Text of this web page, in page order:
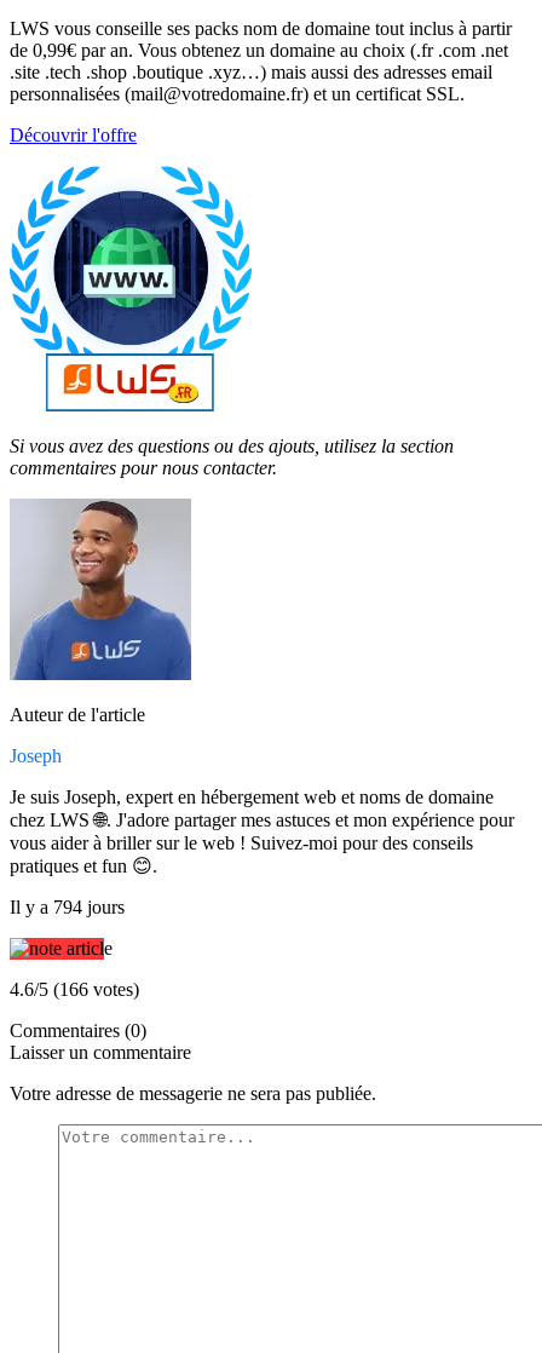
LWS vous conseille ses packs nom de domaine tout inclus à partir
de 0,99€ par an. Vous obtenez un domaine au choix (.fr .com .net
.site .tech .shop .boutique .xyz…) mais aussi des adresses email
personnalisées (mail@votredomaine.fr) et un certificat SSL.
Découvrir l'offre
Si vous avez des questions ou des ajouts, utilisez la section
commentaires pour nous contacter.
Auteur de l'article
Joseph
Je suis Joseph, expert en hébergement web et noms de domaine
chez LWS 🌐. J'adore partager mes astuces et mon expérience pour
vous aider à briller sur le web ! Suivez-moi pour des conseils
pratiques et fun 😊.
Il y a 794 jours
4.6/5 (166 votes)
Commentaires (0)
Laisser un commentaire
Votre adresse de messagerie ne sera pas publiée.